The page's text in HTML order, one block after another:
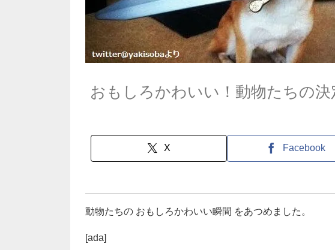
おもしろかわいい！動物たちの
X Facebook
動物たちの おもしろかわいい瞬間 をあつめました。
[ada]